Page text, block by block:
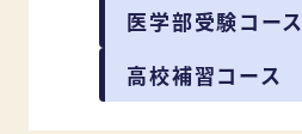
医学部受験コース
高校補習コース